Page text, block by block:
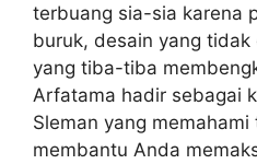
terbuang sia-sia karena
buruk, desain yang
yang tiba-tiba
Arfatama hadir sebagai
Sleman yang
membantu Anda